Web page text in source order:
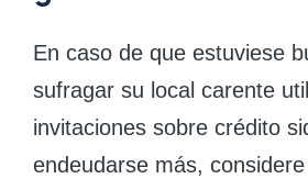
En caso de que estuviese
sufragar su local carente
invitaciones sobre crédito
endeudarse más,